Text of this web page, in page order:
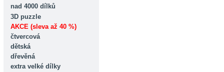
nad 4000 dílků
3D puzzle
AKCE (sleva až 40 %)
čtvercová
dětská
dřevěná
extra velké dílky